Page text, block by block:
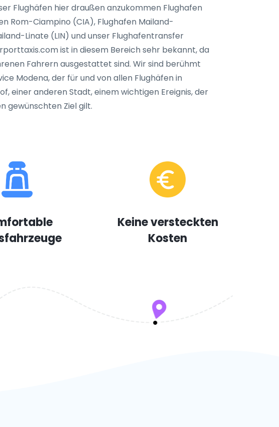
Flughäfen hier draußen anzukommen Flughafen
Rom-Ciampino (CIA), Flughafen Mailand-
Linate (LIN) und unser Flughafentransfer
ist in diesem Bereich sehr bekannt, da
Fahrern ausgestattet sind. Wir sind berühmt
Modena, der für und von allen Flughäfen in
einer anderen Stadt, einem wichtigen Ereignis, der
gewünschten Ziel gilt.
Keine versteckten
Kosten